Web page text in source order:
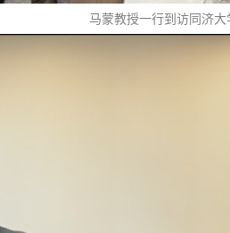
马蒙教授一行到访同济大